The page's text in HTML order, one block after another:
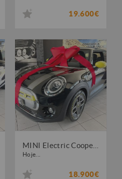
19.600€
Hoje...
18.900€